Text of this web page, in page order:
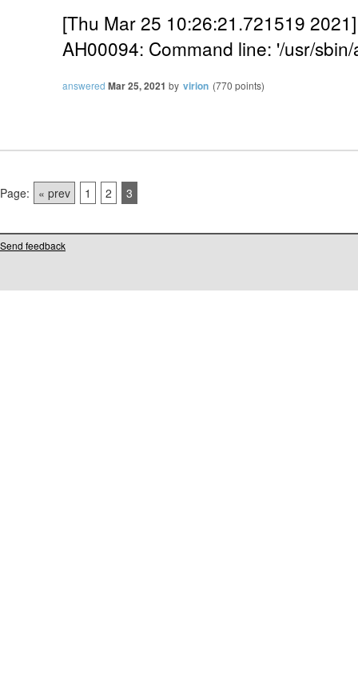
[Thu Mar 25 10:26:21.721519
AH00094: Command line: '/usr/
answered Mar 25, 2021 by virion (770 points)
Page: « prev 1 2 3
Send feedback